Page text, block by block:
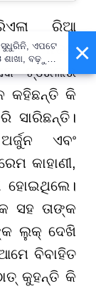
ରିଆ
ନଜର
ଟ୍ରେଲର
କହିଛନ୍ତି କି
ସାରିଛନ୍ତି।
ଏବଂ
କାହାଣୀ,
ହୋଇଥିଲେ।
ସହ ତାଙ୍କ
ଲୁକ୍ ଦେଖି
ବିବାହିତ
କୁହନ୍ତି କି
×
ଏପଟେ
ଶାଖା, ବଢ଼ୁଛି